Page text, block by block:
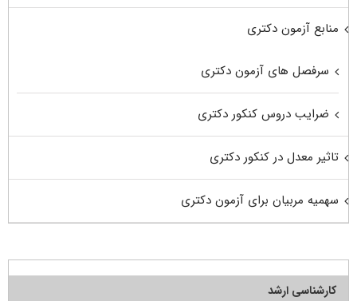
منابع آزمون دکتری
سرفصل های آزمون دکتری
ضرایب دروس کنکور دکتری
تاثیر معدل در کنکور دکتری
سهمیه مربیان برای آزمون دکتری
کارشناسی ارشد